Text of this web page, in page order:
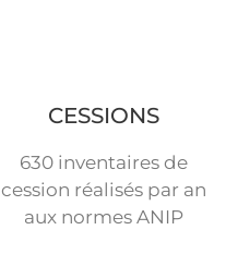
CESSIONS
630 inventaires de
cession réalisés par an
aux normes ANIP